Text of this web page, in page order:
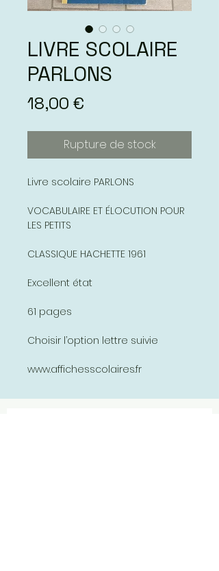
LIVRE SCOLAIRE
PARLONS
18,00 €
Rupture de stock
Livre scolaire PARLONS
VOCABULAIRE ET ÉLOCUTION POUR
LES PETITS
CLASSIQUE HACHETTE 1961
Excellent état
61 pages
Choisir l’option lettre suivie
www.affichesscolaires.fr